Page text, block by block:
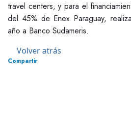
travel centers, y para el
del 45% de Enex Paraguay,
año a Banco Sudameris.
Volver atrás
Compartir